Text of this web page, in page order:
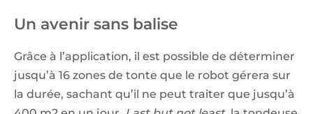
Un avenir sans balise
Grâce à l’application, il est possible de déterminer
jusqu’à 16 zones de tonte que le robot gérera sur
la durée, sachant qu’il ne peut traiter que jusqu’à